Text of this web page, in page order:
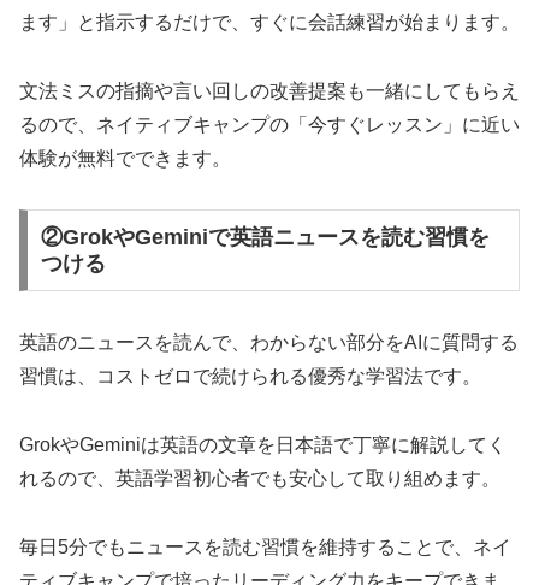
ます」と指示するだけで、すぐに会話練習が始まります。
文法ミスの指摘や言い回しの改善提案も一緒にしてもらえ
るので、ネイティブキャンプの「今すぐレッスン」に近い
体験が無料でできます。
②GrokやGeminiで英語ニュースを読む習慣を
つける
英語のニュースを読んで、わからない部分をAIに質問する
習慣は、コストゼロで続けられる優秀な学習法です。
GrokやGeminiは英語の文章を日本語で丁寧に解説してく
れるので、英語学習初心者でも安心して取り組めます。
毎日5分でもニュースを読む習慣を維持することで、ネイ
ティブキャンプで培ったリーディング力をキープできま